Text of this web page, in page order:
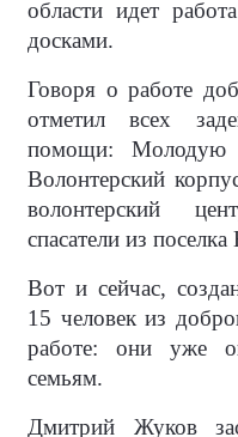
области идет
досками.
Говоря о работе
отметил всех
помощи: Молодую
Волонтерский
волонтерский
спасатели из
Вот и сейчас,
15 человек из
работе: они уже
семьям.
Дмитрий Жуков